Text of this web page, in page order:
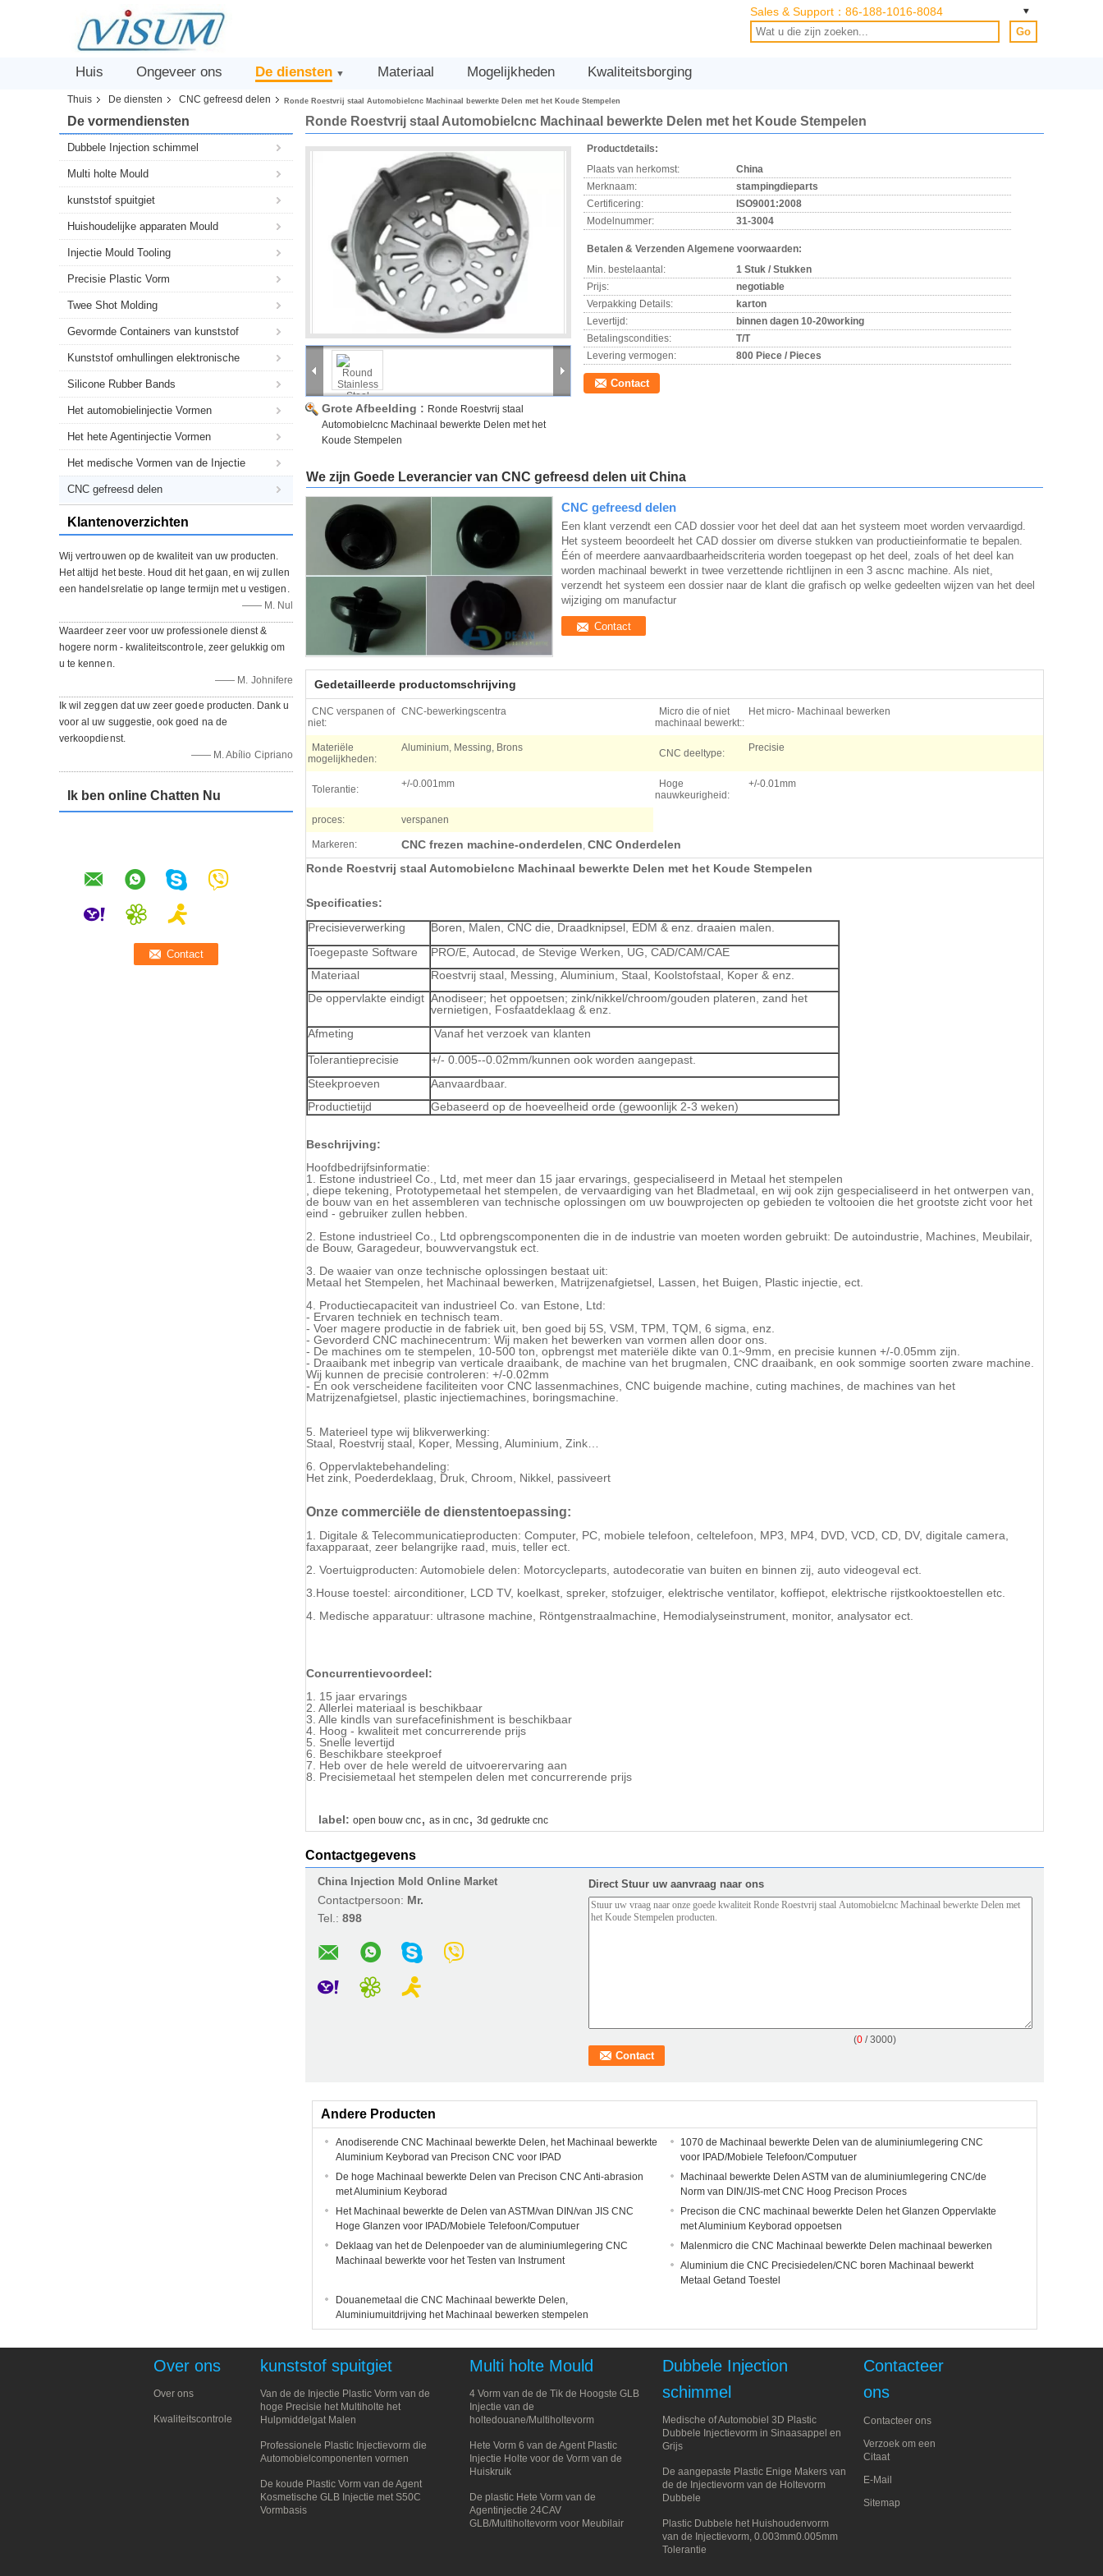
Sales & Support： 86-188-1016-8084
Go
Huis Ongeveer ons De diensten ▼ Materiaal Mogelijkheden Kwaliteitsborging
Thuis De diensten CNC gefreesd delen Ronde Roestvrij staal Automobielcnc Machinaal bewerkte Delen met het Koude Stempelen
De vormendiensten
Dubbele Injection schimmel
Multi holte Mould
kunststof spuitgiet
Huishoudelijke apparaten Mould
Injectie Mould Tooling
Precisie Plastic Vorm
Twee Shot Molding
Gevormde Containers van kunststof
Kunststof omhullingen elektronische
Silicone Rubber Bands
Het automobielinjectie Vormen
Het hete Agentinjectie Vormen
Het medische Vormen van de Injectie
CNC gefreesd delen
Klantenoverzichten
Wij vertrouwen op de kwaliteit van uw producten.
Het altijd het beste. Houd dit het gaan, en wij zullen
een handelsrelatie op lange termijn met u vestigen.
—— M. Nul
Waardeer zeer voor uw professionele dienst &
hogere norm - kwaliteitscontrole, zeer gelukkig om
u te kennen.
—— M. Johnifere
Ik wil zeggen dat uw zeer goede producten. Dank u
voor al uw suggestie, ook goed na de
verkoopdienst.
—— M. Abílio Cipriano
Ik ben online Chatten Nu
Ronde Roestvrij staal Automobielcnc Machinaal bewerkte Delen met het Koude Stempelen
Grote Afbeelding : Ronde Roestvrij staal
Automobielcnc Machinaal bewerkte Delen met het
Koude Stempelen
Productdetails:
Plaats van herkomst:
China
Merknaam:
stampingdieparts
Certificering:
ISO9001:2008
Modelnummer:
31-3004
Betalen & Verzenden Algemene voorwaarden:
Min. bestelaantal:
1 Stuk / Stukken
Prijs:
negotiable
Verpakking Details:
karton
Levertijd:
binnen dagen 10-20working
Betalingscondities:
T/T
Levering vermogen:
800 Piece / Pieces
Contact
We zijn Goede Leverancier van CNC gefreesd delen uit China
CNC gefreesd delen
Een klant verzendt een CAD dossier voor het deel dat aan het systeem moet worden vervaardigd.
Het systeem beoordeelt het CAD dossier om diverse stukken van productieinformatie te bepalen.
Één of meerdere aanvaardbaarheidscriteria worden toegepast op het deel, zoals of het deel kan
worden machinaal bewerkt in twee verzettende richtlijnen in een 3 ascnc machine. Als niet,
verzendt het systeem een dossier naar de klant die grafisch op welke gedeelten wijzen van het deel
wijziging om manufactur
Contact
Gedetailleerde productomschrijving
CNC verspanen of
niet:
CNC-bewerkingscentra
Micro die of niet
machinaal bewerkt::
Het micro- Machinaal bewerken
Materiële
mogelijkheden:
Aluminium, Messing, Brons CNC deeltype: Precisie
Tolerantie: +/-0.001mm
Hoge
nauwkeurigheid:
+/-0.01mm
proces: verspanen
Markeren: CNC frezen machine-onderdelen, CNC Onderdelen
Ronde Roestvrij staal Automobielcnc Machinaal bewerkte Delen met het Koude Stempelen
Specificaties:
Precisieverwerking
Boren, Malen, CNC die, Draadknipsel, EDM & enz. draaien malen.
Toegepaste Software
PRO/E, Autocad, de Stevige Werken, UG, CAD/CAM/CAE
Materiaal
Roestvrij staal, Messing, Aluminium, Staal, Koolstofstaal, Koper & enz.
De oppervlakte eindigt Anodiseer; het oppoetsen; zink/nikkel/chroom/gouden plateren, zand het
vernietigen, Fosfaatdeklaag & enz.
Afmeting
Vanaf het verzoek van klanten
Tolerantieprecisie
+/- 0.005--0.02mm/kunnen ook worden aangepast.
Steekproeven
Aanvaardbaar.
Productietijd
Gebaseerd op de hoeveelheid orde (gewoonlijk 2-3 weken)
Beschrijving:
Hoofdbedrijfsinformatie:
1. Estone industrieel Co., Ltd, met meer dan 15 jaar ervarings, gespecialiseerd in Metaal het stempelen
, diepe tekening, Prototypemetaal het stempelen, de vervaardiging van het Bladmetaal, en wij ook zijn gespecialiseerd in het ontwerpen van,
de bouw van en het assembleren van technische oplossingen om uw bouwprojecten op gebieden te voltooien die het grootste zicht voor het
eind - gebruiker zullen hebben.
2. Estone industrieel Co., Ltd opbrengscomponenten die in de industrie van moeten worden gebruikt: De autoindustrie, Machines, Meubilair,
de Bouw, Garagedeur, bouwvervangstuk ect.
3. De waaier van onze technische oplossingen bestaat uit:
Metaal het Stempelen, het Machinaal bewerken, Matrijzenafgietsel, Lassen, het Buigen, Plastic injectie, ect.
4. Productiecapaciteit van industrieel Co. van Estone, Ltd:
- Ervaren techniek en technisch team.
- Voer magere productie in de fabriek uit, ben goed bij 5S, VSM, TPM, TQM, 6 sigma, enz.
- Gevorderd CNC machinecentrum: Wij maken het bewerken van vormen allen door ons.
- De machines om te stempelen, 10-500 ton, opbrengst met materiële dikte van 0.1~9mm, en precisie kunnen +/-0.05mm zijn.
- Draaibank met inbegrip van verticale draaibank, de machine van het brugmalen, CNC draaibank, en ook sommige soorten zware machine.
Wij kunnen de precisie controleren: +/-0.02mm
- En ook verscheidene faciliteiten voor CNC lassenmachines, CNC buigende machine, cuting machines, de machines van het
Matrijzenafgietsel, plastic injectiemachines, boringsmachine.
5. Materieel type wij blikverwerking:
Staal, Roestvrij staal, Koper, Messing, Aluminium, Zink…
6. Oppervlaktebehandeling:
Het zink, Poederdeklaag, Druk, Chroom, Nikkel, passiveert
Onze commerciële de dienstentoepassing:
1. Digitale & Telecommunicatieproducten: Computer, PC, mobiele telefoon, celtelefoon, MP3, MP4, DVD, VCD, CD, DV, digitale camera,
faxapparaat, zeer belangrijke raad, muis, teller ect.
2. Voertuigproducten: Automobiele delen: Motorcycleparts, autodecoratie van buiten en binnen zij, auto videogeval ect.
3.House toestel: airconditioner, LCD TV, koelkast, spreker, stofzuiger, elektrische ventilator, koffiepot, elektrische rijstkooktoestellen etc.
4. Medische apparatuur: ultrasone machine, Röntgenstraalmachine, Hemodialyseinstrument, monitor, analysator ect.
Concurrentievoordeel:
1. 15 jaar ervarings
2. Allerlei materiaal is beschikbaar
3. Alle kindls van surefacefinishment is beschikbaar
4. Hoog - kwaliteit met concurrerende prijs
5. Snelle levertijd
6. Beschikbare steekproef
7. Heb over de hele wereld de uitvoerervaring aan
8. Precisiemetaal het stempelen delen met concurrerende prijs
label: open bouw cnc, as in cnc, 3d gedrukte cnc
Contactgegevens
China Injection Mold Online Market
Contactpersoon: Mr.
Tel.: 898
Direct Stuur uw aanvraag naar ons
(0 / 3000)
Andere Producten
Anodiserende CNC Machinaal bewerkte Delen, het Machinaal bewerkte
Aluminium Keyborad van Precison CNC voor IPAD
1070 de Machinaal bewerkte Delen van de aluminiumlegering CNC
voor IPAD/Mobiele Telefoon/Computuer
De hoge Machinaal bewerkte Delen van Precison CNC Anti-abrasion
met Aluminium Keyborad
Machinaal bewerkte Delen ASTM van de aluminiumlegering CNC/de
Norm van DIN/JIS-met CNC Hoog Precison Proces
Het Machinaal bewerkte de Delen van ASTM/van DIN/van JIS CNC
Hoge Glanzen voor IPAD/Mobiele Telefoon/Computuer
Precison die CNC machinaal bewerkte Delen het Glanzen Oppervlakte
met Aluminium Keyborad oppoetsen
Deklaag van het de Delenpoeder van de aluminiumlegering CNC
Machinaal bewerkte voor het Testen van Instrument
Malenmicro die CNC Machinaal bewerkte Delen machinaal bewerken
Aluminium die CNC Precisiedelen/CNC boren Machinaal bewerkt
Metaal Getand Toestel
Douanemetaal die CNC Machinaal bewerkte Delen,
Aluminiumuitdrijving het Machinaal bewerken stempelen
Over ons
Over ons
Kwaliteitscontrole
kunststof spuitgiet
Van de de Injectie Plastic Vorm van de
hoge Precisie het Multiholte het
Hulpmiddelgat Malen
Professionele Plastic Injectievorm die
Automobielcomponenten vormen
De koude Plastic Vorm van de Agent
Kosmetische GLB Injectie met S50C
Vormbasis
Multi holte Mould
4 Vorm van de de Tik de Hoogste GLB
Injectie van de
holtedouane/Multiholtevorm
Hete Vorm 6 van de Agent Plastic
Injectie Holte voor de Vorm van de
Huiskruik
De plastic Hete Vorm van de
Agentinjectie 24CAV
GLB/Multiholtevorm voor Meubilair
Dubbele Injection
schimmel
Medische of Automobiel 3D Plastic
Dubbele Injectievorm in Sinaasappel en
Grijs
De aangepaste Plastic Enige Makers van
de de Injectievorm van de Holtevorm
Dubbele
Plastic Dubbele het Huishoudenvorm
van de Injectievorm, 0.003mm0.005mm
Tolerantie
Contacteer
ons
Contacteer ons
Verzoek om een
Citaat
E-Mail
Sitemap